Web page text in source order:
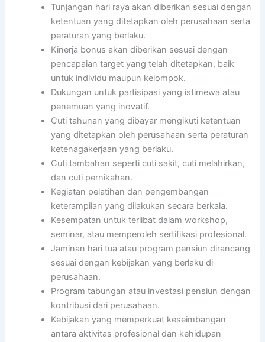
Tunjangan hari raya akan diberikan sesuai dengan
ketentuan yang ditetapkan oleh perusahaan serta
peraturan yang berlaku.
Kinerja bonus akan diberikan sesuai dengan
pencapaian target yang telah ditetapkan, baik
untuk individu maupun kelompok.
Dukungan untuk partisipasi yang istimewa atau
penemuan yang inovatif.
Cuti tahunan yang dibayar mengikuti ketentuan
yang ditetapkan oleh perusahaan serta peraturan
ketenagakerjaan yang berlaku.
Cuti tambahan seperti cuti sakit, cuti melahirkan,
dan cuti pernikahan.
Kegiatan pelatihan dan pengembangan
keterampilan yang dilakukan secara berkala.
Kesempatan untuk terlibat dalam workshop,
seminar, atau memperoleh sertifikasi profesional.
Jaminan hari tua atau program pensiun dirancang
sesuai dengan kebijakan yang berlaku di
perusahaan.
Program tabungan atau investasi pensiun dengan
kontribusi dari perusahaan.
Kebijakan yang memperkuat keseimbangan
antara aktivitas profesional dan kehidupan